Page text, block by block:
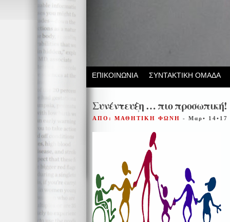
ΕΠΙΚΟΙΝΩΝΙΑ ΣΥΝΤΑΚΤΙΚΗ ΟΜΑΔΑ
Συνέντευξη … πιο προσωπική!
ΑΠΟ: ΜΑΘΗΤΙΚΗ ΦΩΝΗ - Μαρ• 14•17